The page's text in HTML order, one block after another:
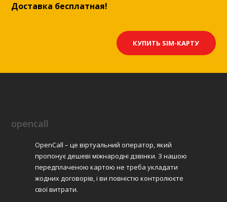
Доставка бесплатная!
КУПИТЬ SIM-КАРТУ
opencall
OpenCall – це віртуальний оператор, який
пропонує дешеві міжнародні дзвінки. З нашою
передплаченою картою не треба укладати
жодних договорів, і ви повністю контролюєте
свої витрати.